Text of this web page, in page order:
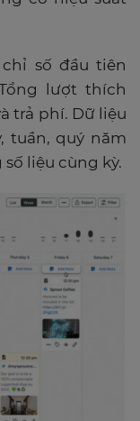
số đầu tiên
lượt thích
trả phí. Dữ liệu
tuần, quý năm
liệu cùng kỳ.